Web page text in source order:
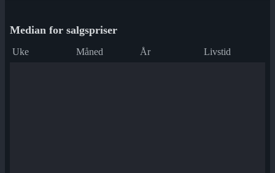
Median for salgspriser
Uke Måned År Livstid